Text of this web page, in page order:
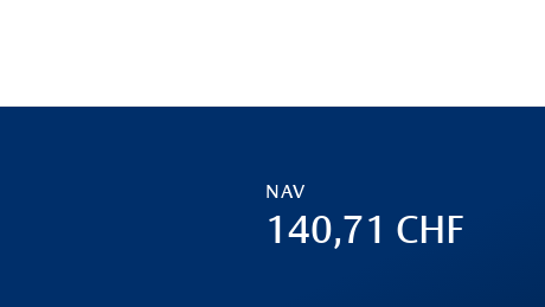
NAV
140,71 CHF